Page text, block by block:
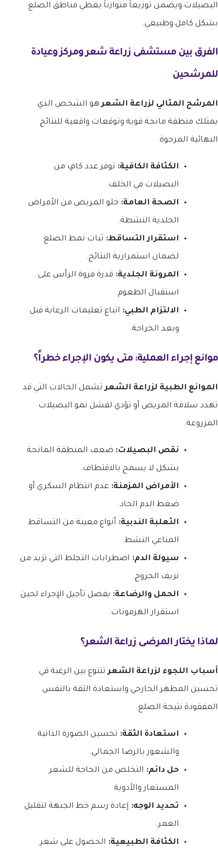
البصيلات ويضمن توزيعاً متوازناً يغطي مناطق الصلع
بشكل كامل وطبيعي.
الفرق بين مستشفى زراعة شعر ومركز وعيادة
للمرشحين
المرشح المثالي لزراعة الشعرهو الشخص الذي
يمتلك منطقة مانحة قوية وتوقعات واقعية للنتائج
النهائية المرجوة.
الكثافة الكافية: توفر عدد كافٍ من
البصيلات في الخلف.
الصحة العامة: خلو المريض من الأمراض
الجلدية النشطة.
استقرار التساقط: ثبات نمط الصلع
لضمان استمرارية النتائج.
المرونة الجلدية: قدرة فروة الرأس على
استقبال الطعوم.
الالتزام الطبي: اتباع تعليمات الرعاية قبل
وبعد الجراحة.
موانع إجراء العملية: متى يكون الإجراء خطراً؟
الموانع الطبية لزراعة الشعرتشمل الحالات التي قد
تهدد سلامة المريض أو تؤدي لفشل نمو البصيلات
المزروعة.
نقص البصيلات: ضعف المنطقة المانحة
بشكل لا يسمح بالاقتطاف.
الأمراض المزمنة: عدم انتظام السكري أو
ضغط الدم الحاد.
الثعلبة الندبية: أنواع معينة من التساقط
المناعي النشط.
سيولة الدم: اضطرابات التجلط التي تزيد من
نزيف الجروح.
الحمل والرضاعة: يفضل تأجيل الإجراء لحين
استقرار الهرمونات.
لماذا يختار المرضى زراعة الشعر؟
أسباب اللجوء لزراعة الشعرتتنوع بين الرغبة في
تحسين المظهر الخارجي واستعادة الثقة بالنفس
المفقودة نتيجة الصلع.
استعادة الثقة: تحسين الصورة الذاتية
والشعور بالرضا الجمالي.
حل دائم: التخلص من الحاجة للشعر
المستعار والأدوية.
تحديد الوجه: إعادة رسم خط الجبهة لتقليل
العمر.
الكثافة الطبيعية: الحصول على شعر